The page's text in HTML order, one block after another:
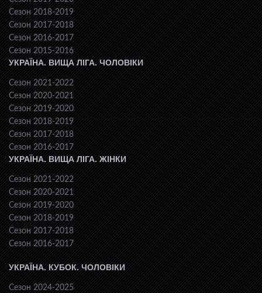
Сезон 2018-2019
Сезон 2017-2018
Сезон 2016-2017
Сезон 2015-2016
УКРАЇНА. ВИЩА ЛІГА. ЧОЛОВІКИ
Сезон 2021-2022
Сезон 2020-2021
Сезон 2019-2020
Сезон 2018-2019
Сезон 2017-2018
Сезон 2016-2017
УКРАЇНА. ВИЩА ЛІГА. ЖІНКИ
Сезон 2021-2022
Сезон 2020-2021
Сезон 2019-2020
Сезон 2018-2019
Сезон 2017-2018
Сезон 2016-2017
УКРАЇНА. КУБОК. ЧОЛОВІКИ
Сезон 2024-2025